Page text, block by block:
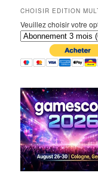
CHOISIR EDITION
Veuillez choisir votre